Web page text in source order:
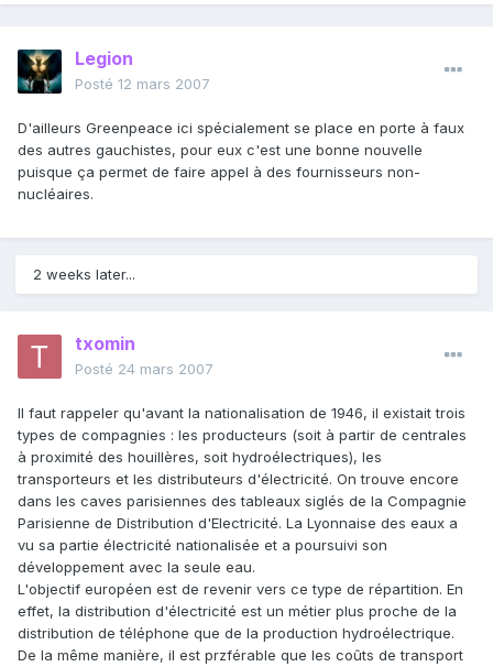
Legion
Posté 12 mars 2007
D'ailleurs Greenpeace ici spécialement se place en porte à faux
des autres gauchistes, pour eux c'est une bonne nouvelle
puisque ça permet de faire appel à des fournisseurs non-
nucléaires.
2 weeks later...
txomin
Posté 24 mars 2007
Il faut rappeler qu'avant la nationalisation de 1946, il existait trois
types de compagnies : les producteurs (soit à partir de centrales
à proximité des houillères, soit hydroélectriques), les
transporteurs et les distributeurs d'électricité. On trouve encore
dans les caves parisiennes des tableaux siglés de la Compagnie
Parisienne de Distribution d'Electricité. La Lyonnaise des eaux a
vu sa partie électricité nationalisée et a poursuivi son
développement avec la seule eau.
L'objectif européen est de revenir vers ce type de répartition. En
effet, la distribution d'électricité est un métier plus proche de la
distribution de téléphone que de la production hydroélectrique.
De la même manière, il est przférable que les coûts de transport